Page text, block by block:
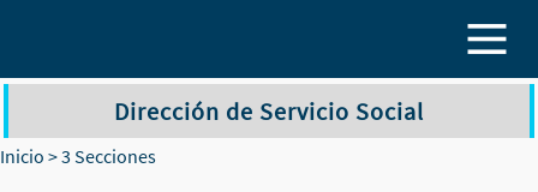
Dirección de Servicio Social
Inicio > 3 Secciones